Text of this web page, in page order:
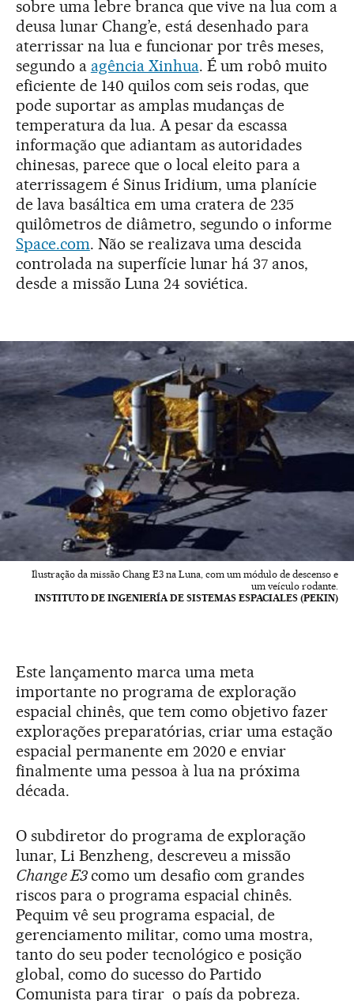
sobre uma lebre branca que vive na lua com a
deusa lunar Chang’e, está desenhado para
aterrissar na lua e funcionar por três meses,
segundo a agência Xinhua. É um robô muito
eficiente de 140 quilos com seis rodas, que
pode suportar as amplas mudanças de
temperatura da lua. A pesar da escassa
informação que adiantam as autoridades
chinesas, parece que o local eleito para a
aterrissagem é Sinus Iridium, uma planície
de lava basáltica em uma cratera de 235
quilômetros de diâmetro, segundo o informe
Space.com. Não se realizava uma descida
controlada na superfície lunar há 37 anos,
desde a missão Luna 24 soviética.
Ilustração da missão Chang E3 na Luna, com um módulo de descenso e
um veículo rodante.
INSTITUTO DE INGENIERÍA DE SISTEMAS ESPACIALES (PEKIN)
Este lançamento marca uma meta
importante no programa de exploração
espacial chinês, que tem como objetivo fazer
explorações preparatórias, criar uma estação
espacial permanente em 2020 e enviar
finalmente uma pessoa à lua na próxima
década.
O subdiretor do programa de exploração
lunar, Li Benzheng, descreveu a missão
Change E3como um desafio com grandes
riscos para o programa espacial chinês.
Pequim vê seu programa espacial, de
gerenciamento militar, como uma mostra,
tanto do seu poder tecnológico e posição
global, como do sucesso do Partido
Comunista para tirar o país da pobreza.